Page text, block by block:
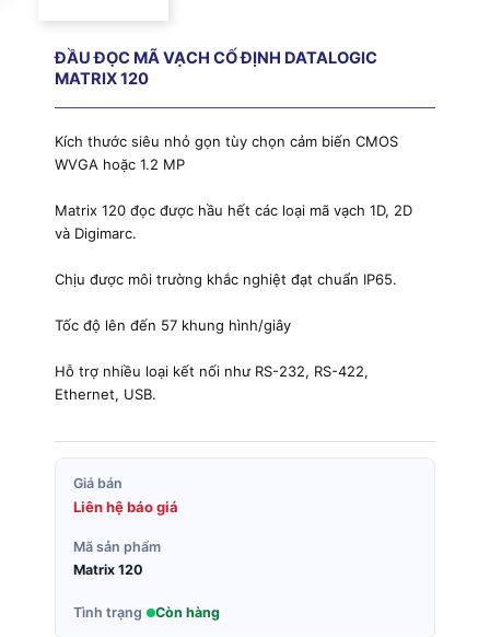
ĐẦU ĐỌC MÃ VẠCH CỐ ĐỊNH DATALOGIC
MATRIX 120
Kích thước siêu nhỏ gọn tùy chọn cảm biến CMOS
WVGA hoặc 1.2 MP
Matrix 120 đọc được hầu hết các loại mã vạch 1D, 2D
và Digimarc.
Chịu được môi trường khắc nghiệt đạt chuẩn IP65.
Tốc độ lên đến 57 khung hình/giây
Hỗ trợ nhiều loại kết nối như RS-232, RS-422,
Ethernet, USB.
Giá bán
Liên hệ báo giá
Mã sản phẩm
Matrix 120
Tình trạng Còn hàng